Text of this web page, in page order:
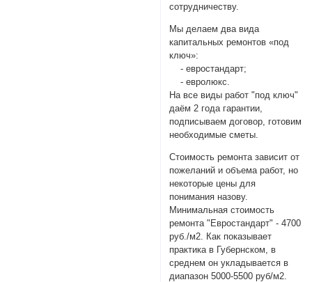
сотрудничеству.
Мы делаем два вида
капитальных ремонтов «под
ключ»:
- евростандарт;
- евролюкс.
На все виды работ "под ключ"
даём 2 года гарантии,
подписываем договор, готовим
необходимые сметы.
Стоимость ремонта зависит от
пожеланий и объема работ, но
некоторые цены для
понимания назову.
Минимальная стоимость
ремонта "Евростандарт" - 4700
руб./м2. Как показывает
практика в Губернском, в
среднем он укладывается в
диапазон 5000-5500 руб/м2.